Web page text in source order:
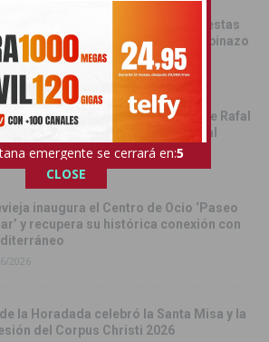
da el pistoletazo de salida a las fiestas
Juan 2026 con el Festival del Chupinazo
2026
la tercera edición del Día de Rafal
cultura y convivencia vecinal
2026
inaugura el Centro de Ocio ‘Paseo
y recupera su histórica conexión con
2026
la Horadada celebró la Santa Misa y la
del Corpus Christi 2026
emergente se cerrará en:4
CLOSE